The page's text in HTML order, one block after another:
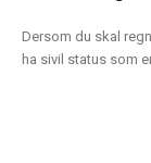
Dersom du skal
ha sivil status som